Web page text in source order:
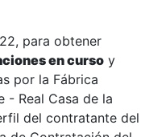
para obtener
en curso y
por la Fábrica
- Real Casa de la
del contratante del